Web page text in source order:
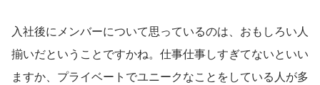
入社後にメンバーについて思っているのは、おもしろい人
揃いだということですかね。仕事仕事しすぎてないといい
ますか、プライベートでユニークなことをしている人が多